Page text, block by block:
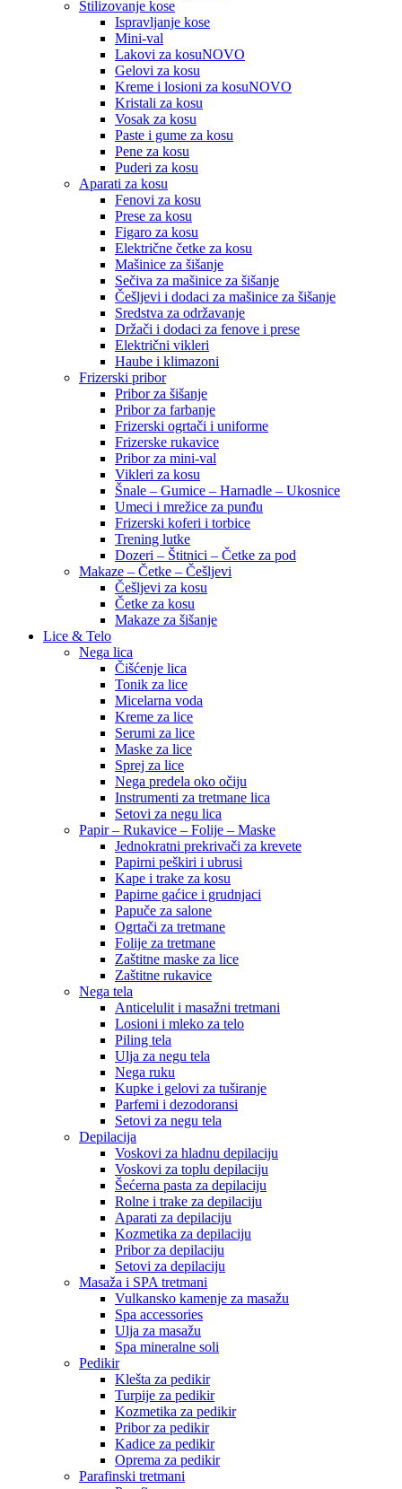
Stilizovanje kose
Ispravljanje kose
Mini-val
Lakovi za kosuNOVO
Gelovi za kosu
Kreme i losioni za kosuNOVO
Kristali za kosu
Vosak za kosu
Paste i gume za kosu
Pene za kosu
Puderi za kosu
Aparati za kosu
Fenovi za kosu
Prese za kosu
Figaro za kosu
Električne četke za kosu
Mašinice za šišanje
Sečiva za mašinice za šišanje
Češljevi i dodaci za mašinice za šišanje
Sredstva za održavanje
Držači i dodaci za fenove i prese
Električni vikleri
Haube i klimazoni
Frizerski pribor
Pribor za šišanje
Pribor za farbanje
Frizerski ogrtači i uniforme
Frizerske rukavice
Pribor za mini-val
Vikleri za kosu
Šnale – Gumice – Harnadle – Ukosnice
Umeci i mrežice za punđu
Frizerski koferi i torbice
Trening lutke
Dozeri – Štitnici – Četke za pod
Makaze – Četke – Češljevi
Češljevi za kosu
Četke za kosu
Makaze za šišanje
Lice & Telo
Nega lica
Čišćenje lica
Tonik za lice
Micelarna voda
Kreme za lice
Serumi za lice
Maske za lice
Sprej za lice
Nega predela oko očiju
Instrumenti za tretmane lica
Setovi za negu lica
Papir – Rukavice – Folije – Maske
Jednokratni prekrivači za krevete
Papirni peškiri i ubrusi
Kape i trake za kosu
Papirne gaćice i grudnjaci
Papuče za salone
Ogrtači za tretmane
Folije za tretmane
Zaštitne maske za lice
Zaštitne rukavice
Nega tela
Anticelulit i masažni tretmani
Losioni i mleko za telo
Piling tela
Ulja za negu tela
Nega ruku
Kupke i gelovi za tuširanje
Parfemi i dezodoransi
Setovi za negu tela
Depilacija
Voskovi za hladnu depilaciju
Voskovi za toplu depilaciju
Šećerna pasta za depilaciju
Rolne i trake za depilaciju
Aparati za depilaciju
Kozmetika za depilaciju
Pribor za depilaciju
Setovi za depilaciju
Masaža i SPA tretmani
Vulkansko kamenje za masažu
Spa accessories
Ulja za masažu
Spa mineralne soli
Pedikir
Klešta za pedikir
Turpije za pedikir
Kozmetika za pedikir
Pribor za pedikir
Kadice za pedikir
Oprema za pedikir
Parafinski tretmani